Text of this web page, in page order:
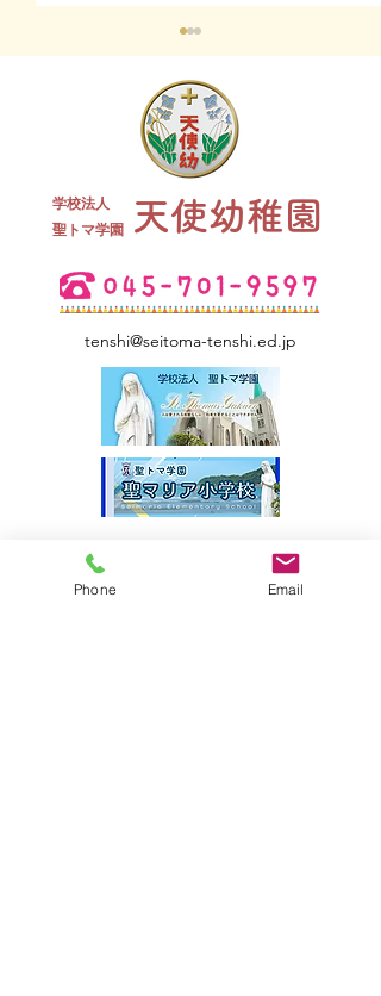
夏祭り 全学年
学校法人
​聖トマ学園
天使幼稚園
tenshi@seitoma-tenshi.ed.jp
Phone Email